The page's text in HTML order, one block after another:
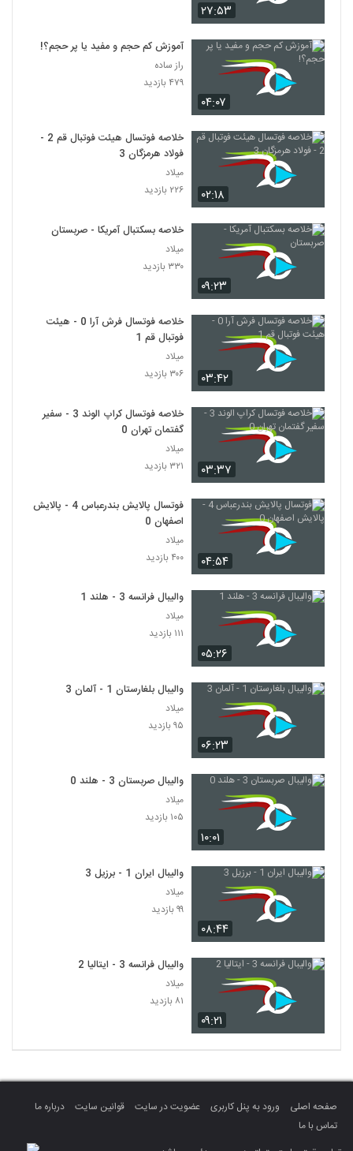
۲۷:۵۳
۰۴:۰۷
آموزش کم حجم و مفید یا پر حجم؟!
راز ساده
۴۷۹ بازدید
۰۲:۱۸
خلاصه فوتسال هیئت فوتبال قم 2 -
فولاد هرمزگان 3
میلاد
۲۲۶ بازدید
۰۹:۲۳
خلاصه بسکتبال آمریکا - صربستان
میلاد
۳۳۰ بازدید
۰۳:۴۲
خلاصه فوتسال فرش آرا 0 - هیئت
فوتبال قم 1
میلاد
۳۰۶ بازدید
۰۳:۳۷
خلاصه فوتسال کراپ الوند 3 - سفیر
گفتمان تهران 0
میلاد
۳۲۱ بازدید
۰۴:۵۴
فوتسال پالایش بندرعباس 4 - پالایش
اصفهان 0
میلاد
۴۰۰ بازدید
۰۵:۲۶
والیبال فرانسه 3 - هلند 1
میلاد
۱۱۱ بازدید
۰۶:۲۳
والیبال بلغارستان 1 - آلمان 3
میلاد
۹۵ بازدید
۱۰:۰۱
والیبال صربستان 3 - هلند 0
میلاد
۱۰۵ بازدید
۰۸:۴۴
والیبال ایران 1 - برزیل 3
میلاد
۹۹ بازدید
۰۹:۲۱
والیبال فرانسه 3 - ایتالیا 2
میلاد
۸۱ بازدید
صفحه اصلی ورود به پنل کاربری عضویت در سایت قوانین سایت
درباره ما
تماس با ما